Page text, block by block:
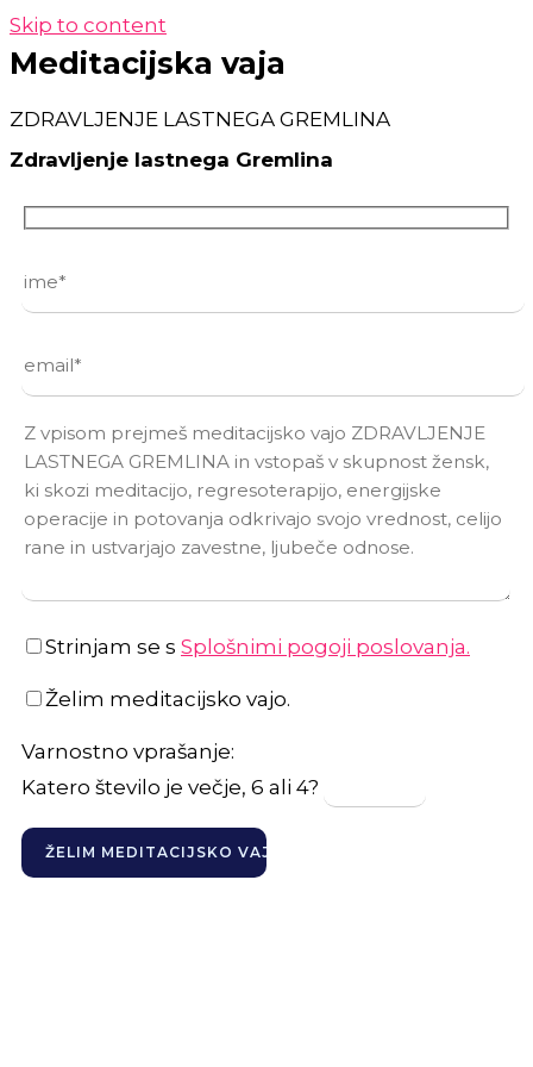
Skip to content
Meditacijska vaja
ZDRAVLJENJE LASTNEGA GREMLINA
Zdravljenje lastnega Gremlina
Strinjam se s Splošnimi pogoji poslovanja.
Želim meditacijsko vajo.
Varnostno vprašanje:
Katero število je večje, 6 ali 4?